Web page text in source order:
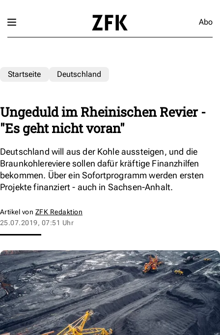
Abo
Startseite Deutschland
Ungeduld im Rheinischen Revier -
"Es geht nicht voran"
Deutschland will aus der Kohle aussteigen, und die
Braunkohlereviere sollen dafür kräftige Finanzhilfen
bekommen. Über ein Sofortprogramm werden ersten
Projekte finanziert - auch in Sachsen-Anhalt.
Artikel von ZFK Redaktion
25.07.2019, 07:51 Uhr